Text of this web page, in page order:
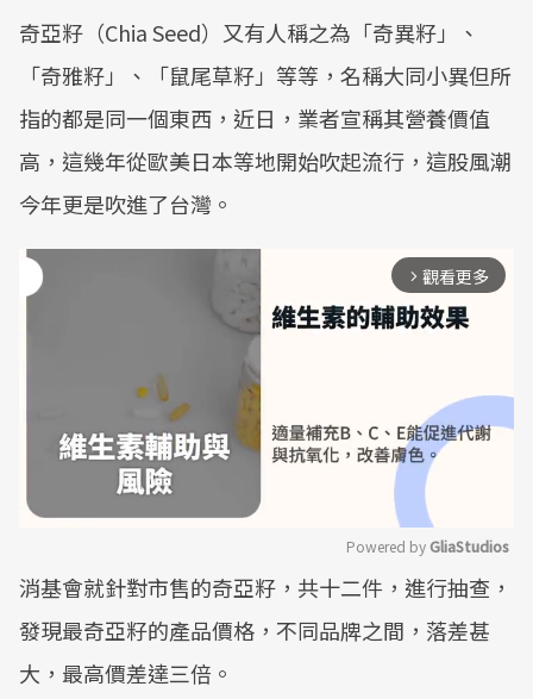
奇亞籽（Chia Seed）又有人稱之為「奇異籽」、
「奇雅籽」、「鼠尾草籽」等等，名稱大同小異但所
指的都是同一個東西，近日，業者宣稱其營養價值
高，這幾年從歐美日本等地開始吹起流行，這股風潮
今年更是吹進了台灣。
arrow_forward_ios 觀看更多
Mute
Powered by GliaStudios
消基會就針對市售的奇亞籽，共十二件，進行抽查，
發現最奇亞籽的產品價格，不同品牌之間，落差甚
大，最高價差達三倍。